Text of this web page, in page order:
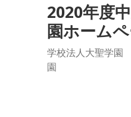
2020年度
園ホーム
学校法人大聖学園
園